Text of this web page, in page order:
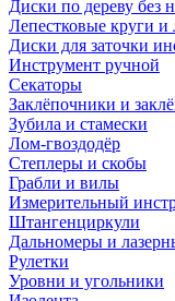
Диски по дереву без
Лепестковые круги
Диски для заточки
Инструмент ручной
Секаторы
Заклёпочники и
Зубила и стамески
Лом-гвоздодёр
Степлеры и скобы
Грабли и вилы
Измерительный
Штангенциркули
Дальномеры и
Рулетки
Уровни и угольники